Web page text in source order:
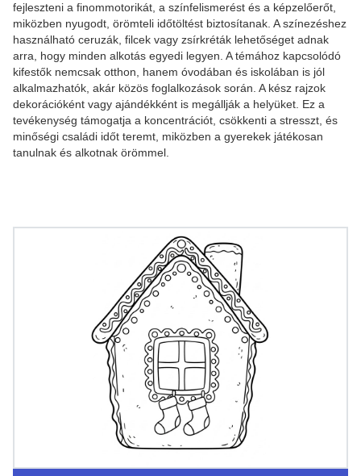
fejleszteni a finommotorikát, a színfelismerést és a képzelőerőt,
miközben nyugodt, örömteli időtöltést biztosítanak. A színezéshez
használható ceruzák, filcek vagy zsírkréták lehetőséget adnak
arra, hogy minden alkotás egyedi legyen. A témához kapcsolódó
kifestők nemcsak otthon, hanem óvodában és iskolában is jól
alkalmazhatók, akár közös foglalkozások során. A kész rajzok
dekorációként vagy ajándékként is megállják a helyüket. Ez a
tevékenység támogatja a koncentrációt, csökkenti a stresszt, és
minőségi családi időt teremt, miközben a gyerekek játékosan
tanulnak és alkotnak örömmel.